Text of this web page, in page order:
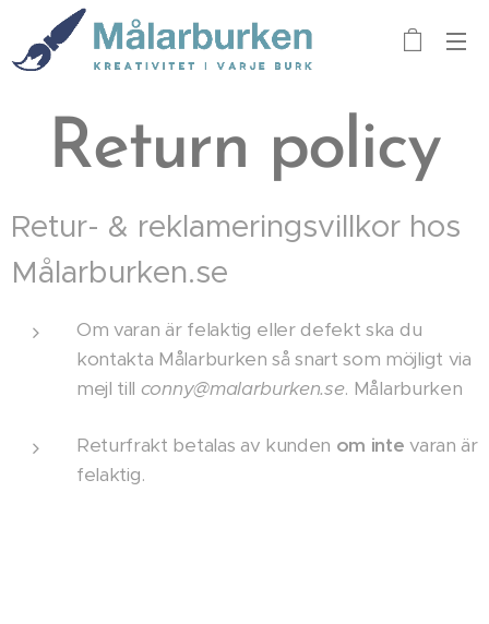
Return policy
Retur- & reklameringsvillkor hos
Målarburken.se
Om varan är felaktig eller defekt ska du
kontakta Målarburken så snart som möjligt via
mejl till conny@malarburken.se. Målarburken
Returfrakt betalas av kunden om inte varan är
felaktig.